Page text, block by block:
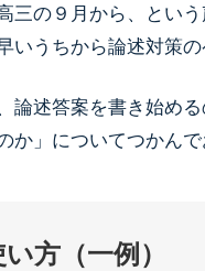
三の９月から、という
いうちから論述対策
論述答案を書き始め
か」についてつかん
方（一例）